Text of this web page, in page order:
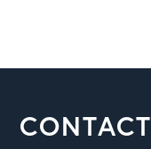
CONTACT